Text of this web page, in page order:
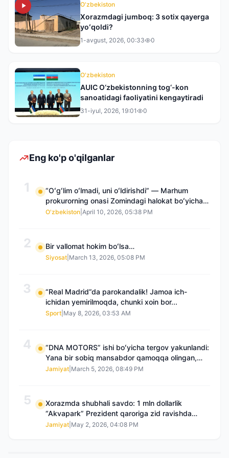
O'zbekiston
Xorazmdagi jumboq: 3 sotix qayerga
yoʻqoldi?
1-avgust, 2026, 00:33 0
O'zbekiston
AUIC O‘zbekistonning tog‘-kon
sanoatidagi faoliyatini kengaytiradi
31-iyul, 2026, 19:01 0
Eng ko'p o'qilganlar
1
“Oʻgʻlim oʻlmadi, uni oʻldirishdi” — Marhum
prokurorning onasi Zomindagi halokat boʻyicha
qayta tergov talab qilmoqda
O'zbekiston April 10, 2026, 05:38 PM
2 Bir vallomat hokim boʻlsa…
Siyosat March 13, 2026, 05:08 PM
3
“Real Madrid”da parokandalik! Jamoa ich-
ichidan yemirilmoqda, chunki xoin bor...
Sport May 8, 2026, 03:53 AM
4
“DNA MOTORS” ishi boʻyicha tergov yakunlandi:
Yana bir sobiq mansabdor qamoqqa olingan,
Saidnazirxanovaning “zami” gʻoyib boʻlgan
Jamiyat March 5, 2026, 08:49 PM
5
Xorazmda shubhali savdo: 1 mln dollarlik
“Akvapark” Prezident qaroriga zid ravishda
sotilgani maʼlum boʻldi
Jamiyat May 2, 2026, 04:08 PM